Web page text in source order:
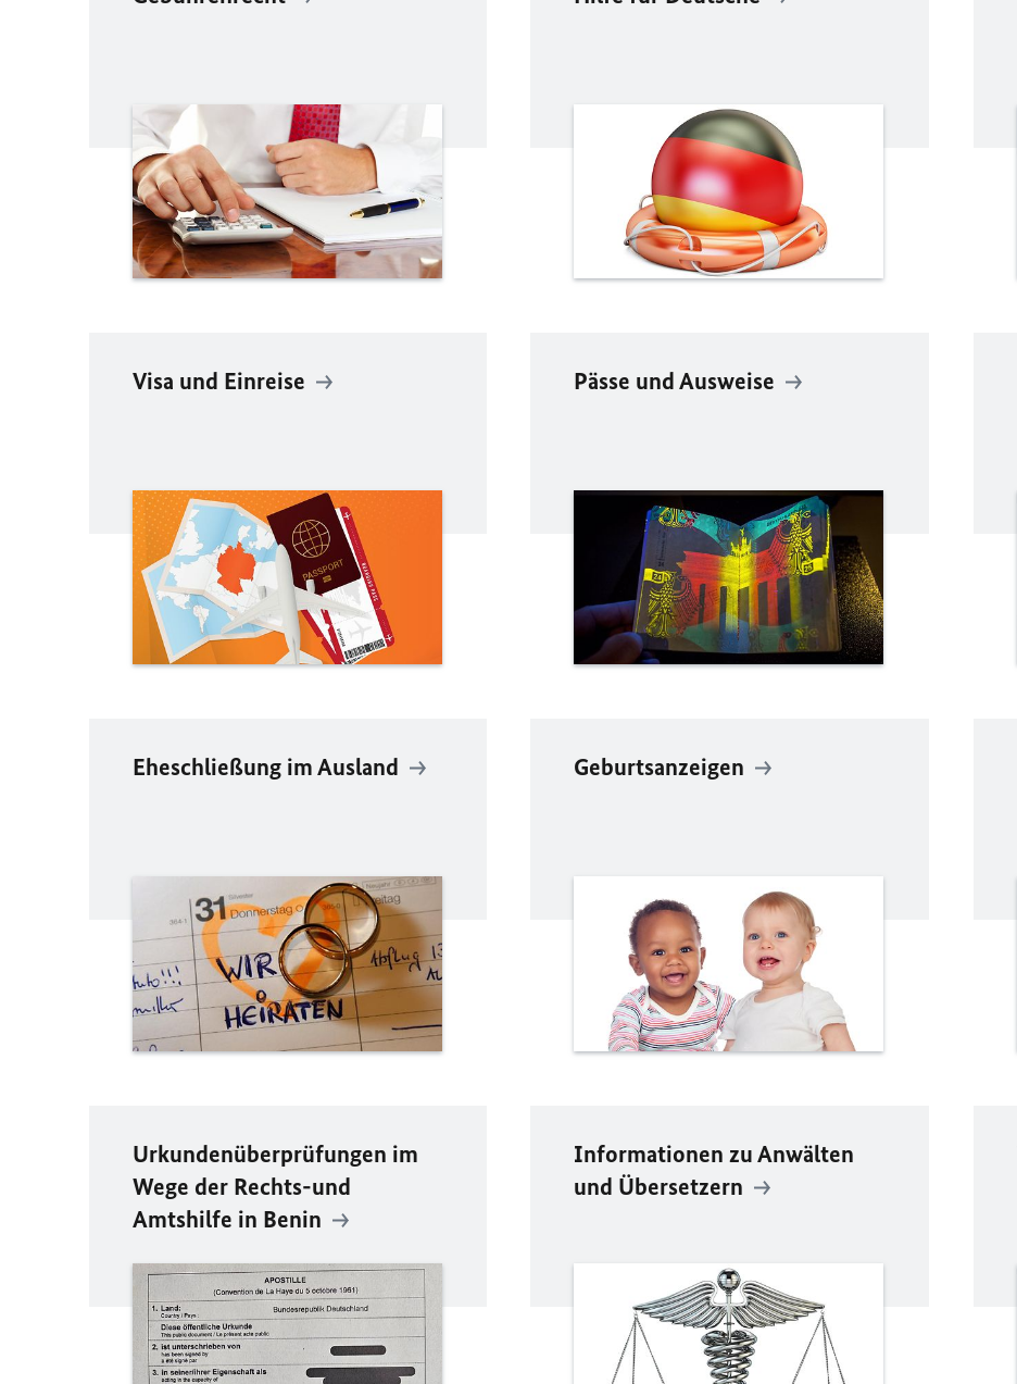
Visa und Einreise Pässe und Ausweise
Eheschließung im Ausland Geburtsanzeigen
Urkundenüberprüfungen im
Wege der Rechts-und
Amtshilfe in Benin
Informationen zu Anwälten
und Übersetzern